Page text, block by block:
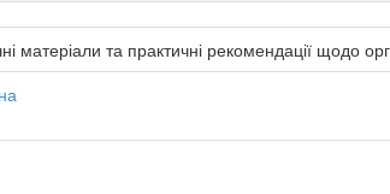
та практичні рекомендації щодо